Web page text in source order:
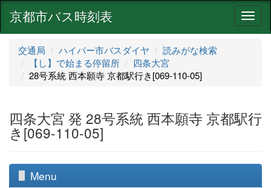
ナ
ビ
京都市バス時刻表
交通局 ハイパー市バスダイヤ
読みがな検索
【し】で始まる停留所
四条大宮
28号系統 西本願寺 京都駅行き[069-110-05]
四条大宮 発 28号系統 西本願寺 京都駅行
き[069-110-05]
Menu